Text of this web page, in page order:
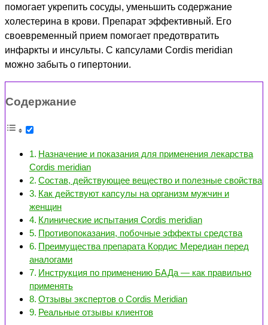
помогает укрепить сосуды, уменьшить содержание
холестерина в крови. Препарат эффективный. Его
своевременный прием помогает предотвратить
инфаркты и инсульты. С капсулами Cordis meridian
можно забыть о гипертонии.
Содержание
Назначение и показания для применения лекарства
Cordis meridian
Состав, действующее вещество и полезные свойства
Как действуют капсулы на организм мужчин и
женщин
Клинические испытания Cordis meridian
Противопоказания, побочные эффекты средства
Преимущества препарата Кордис Мередиан перед
аналогами
Инструкция по применению БАДа — как правильно
применять
Отзывы экспертов о Cordis Meridian
Реальные отзывы клиентов